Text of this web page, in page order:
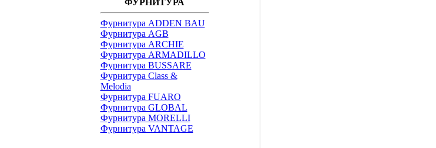
ФУРНИТУРА
Фурнитура ADDEN BAU
Фурнитура AGB
Фурнитура ARCHIE
Фурнитура ARMADILLO
Фурнитура BUSSARE
Фурнитура Class &
Melodia
Фурнитура FUARO
Фурнитура GLOBAL
Фурнитура MORELLI
Фурнитура VANTAGE